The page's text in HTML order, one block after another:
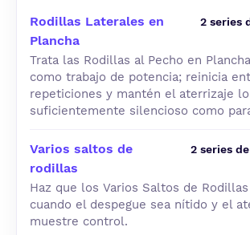
Rodillas Laterales en
Plancha
2 series
Trata las Rodillas al Pecho en
como trabajo de potencia; reinicia
repeticiones y mantén el aterrizaje lo
suficientemente silencioso como
Varios saltos de
rodillas
2 series
Haz que los Varios Saltos de
cuando el despegue sea nítido y el
muestre control.